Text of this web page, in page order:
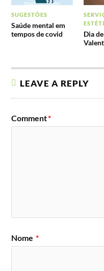
SUGESTÕES
Saúde mental em
tempos de covid
Dia
LEAVE A REPLY
Comment*
Nome *